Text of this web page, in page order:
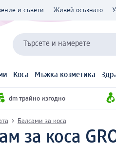
и съвети Живей осъзнато
Търсете и намерете
Коса Мъжка козметика
dm трайно изгодно
Балсами за коса
за коса